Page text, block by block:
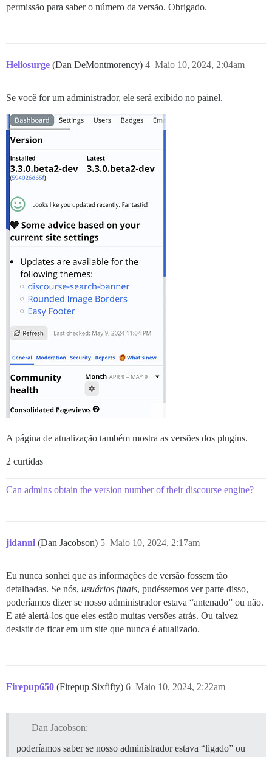
permissão para saber o número da versão. Obrigado.
Heliosurge (Dan DeMontmorency) Maio 10, 2024, 2:04am
4
Se você for um administrador, ele será exibido no painel.
A página de atualização também mostra as versões dos plugins.
2 curtidas
Can admins obtain the version number of their discourse engine?
jidanni (Dan Jacobson) Maio 10, 2024, 2:17am
5
Eu nunca sonhei que as informações de versão fossem tão
detalhadas. Se nós, usuários finais, pudéssemos ver parte disso,
poderíamos dizer se nosso administrador estava “antenado” ou não.
E até alertá-los que eles estão muitas versões atrás. Ou talvez
desistir de ficar em um site que nunca é atualizado.
Firepup650 (Firepup Sixfifty) Maio 10, 2024, 2:22am
6
Dan Jacobson:
poderíamos saber se nosso administrador estava “ligado” ou